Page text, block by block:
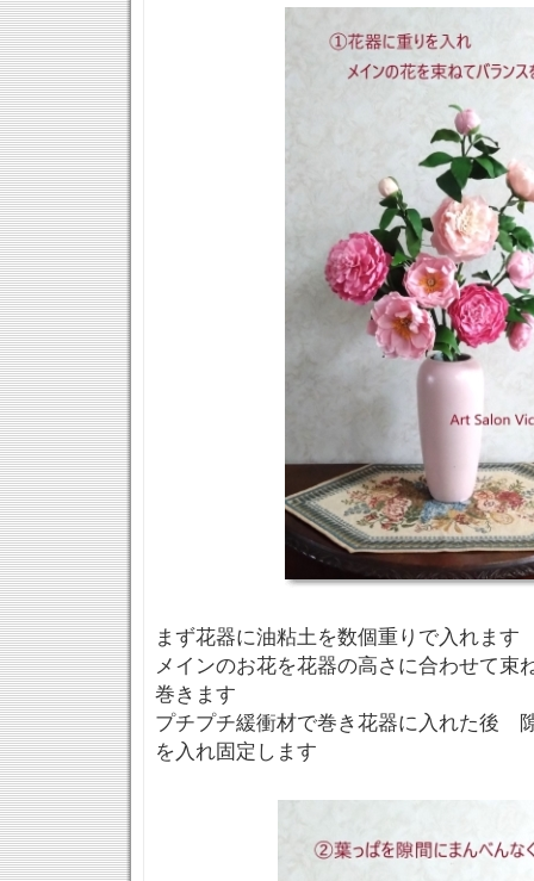
まず花器に油粘土を数個重りで入れます
メインのお花を花器の高さに合わせて
巻きます
プチプチ緩衝材で巻き花器に入れた後
を入れ固定します